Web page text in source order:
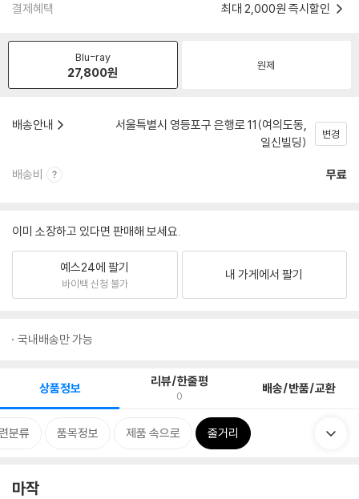
결제혜택 최대 2,000원 즉시할인
Blu-ray
27,800원 원제
배송안내
서울특별시 영등포구 은행로 11(여의도동,
일신빌딩)
변경
배송비 무료
이미 소장하고 있다면 판매해 보세요.
예스24에 팔기
바이백 신청 불가
내 가게에서 팔기
국내배송만 가능
상품정보 리뷰/한줄평
0 배송/반품/교환
분류 품목정보 제품 속으로 줄거리
마작